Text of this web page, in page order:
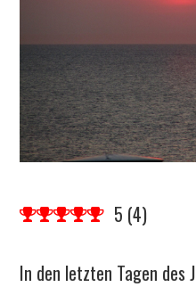
5 (4)
In den letzten Tagen des